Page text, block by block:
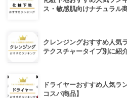
ス・敏感肌向けナチュラル
クレンジングおすすめ人気
テクスチャータイプ別に紹
ドライヤーおすすめ人気ラ
コスパ商品】